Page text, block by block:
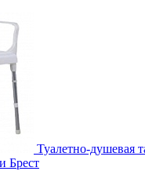
Туалетно-душевая
Брест